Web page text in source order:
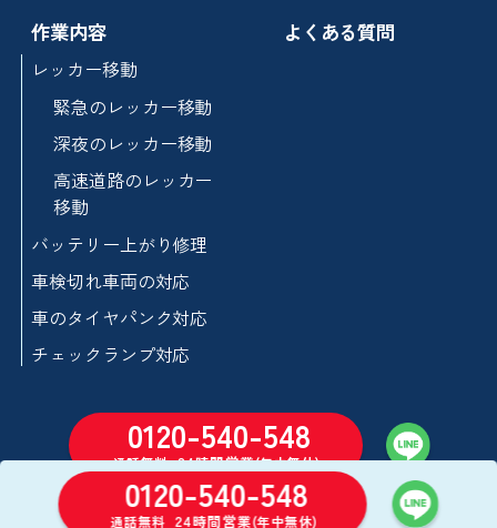
0120-540-548
通話無料 24時間営業(年中無休)
作業内容
レッカー移動
緊急のレッカー移動
深夜のレッカー移動
高速道路のレッカー
移動
バッテリー上がり修理
車検切れ車両の対応
車のタイヤパンク対応
チェックランプ対応
よくある質問
0120-540-548
通話無料 24時間営業(年中無休)
©2024-2026 セーフティロードサービス